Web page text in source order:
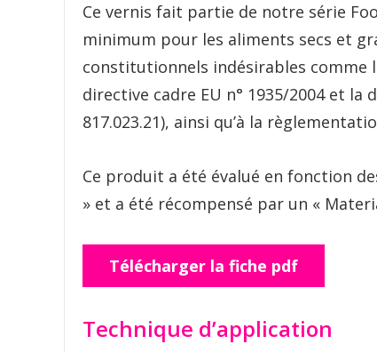
Ce vernis fait partie de notre série
minimum pour les aliments secs et
constitutionnels indésirables comme
directive cadre EU n° 1935/2004 et la
817.023.21), ainsi qu’à la
Ce produit a été évalué en fonction
» et a été récompensé par un «
Télécharger la fiche pdf
Technique d’application